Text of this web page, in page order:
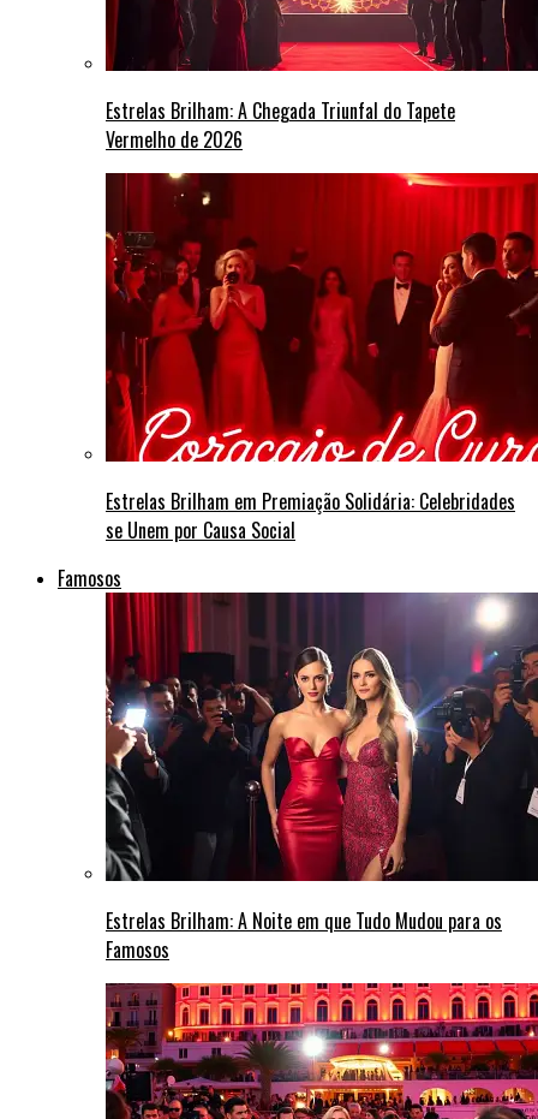
Estrelas Brilham: A Chegada Triunfal do Tapete
Vermelho de 2026
Estrelas Brilham em Premiação Solidária: Celebridades
se Unem por Causa Social
Famosos
Estrelas Brilham: A Noite em que Tudo Mudou para os
Famosos